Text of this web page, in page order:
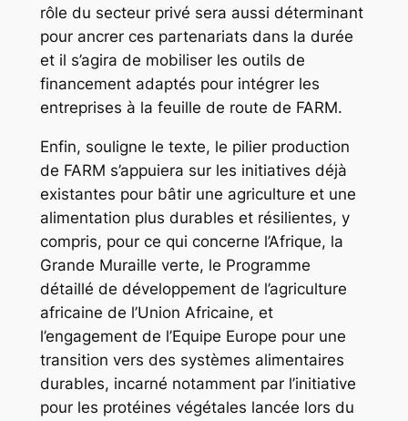
rôle du secteur privé sera aussi déterminant
pour ancrer ces partenariats dans la durée
et il s’agira de mobiliser les outils de
financement adaptés pour intégrer les
entreprises à la feuille de route de FARM.
Enfin, souligne le texte, le pilier production
de FARM s’appuiera sur les initiatives déjà
existantes pour bâtir une agriculture et une
alimentation plus durables et résilientes, y
compris, pour ce qui concerne l’Afrique, la
Grande Muraille verte, le Programme
détaillé de développement de l’agriculture
africaine de l’Union Africaine, et
l’engagement de l’Equipe Europe pour une
transition vers des systèmes alimentaires
durables, incarné notamment par l’initiative
pour les protéines végétales lancée lors du